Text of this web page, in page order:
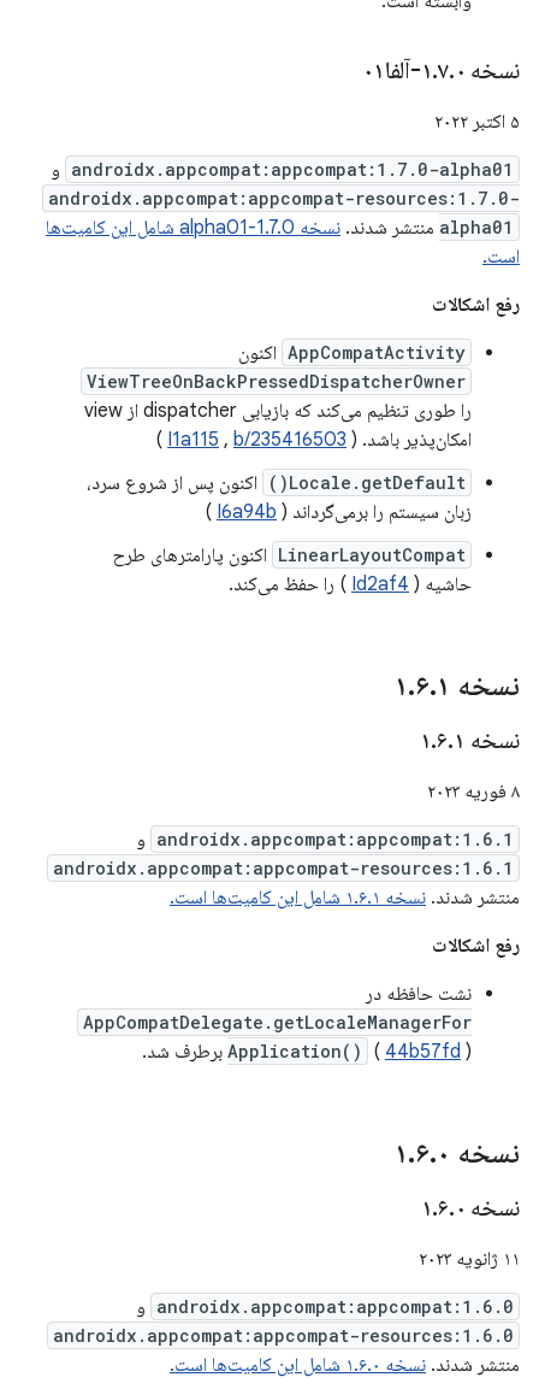
نسخه ۱ .۷.۰-آلفا۰۱
۵ اکتبر ۲۰۲۲
androidx.appcompat:appcompat:1.7.0-alpha01 و
androidx.appcompat:appcompat-resources:1.7.0-
alpha01 منتشر شدند.
نسخه 1.7.0-alpha01 شامل این کامیت‌ها
است.
رفع اشکالات
AppCompatActivity اکنون
ViewTreeOnBackPressedDispatcherOwner
را طوری تنظیم می‌کند که بازیابی dispatcher از view
امکان‌پذیر باشد. (
I1a115 , b/235416503
)
Locale.getDefault()
اکنون پس از شروع سرد،
زبان سیستم را برمی‌گرداند ( I6a94b
)
LinearLayoutCompat اکنون پارامترهای طرح
حاشیه ( Id2af4 ) را حفظ می‌کند.
نسخه ۱ .۶.۱
نسخه ۱ .۶.۱
۸ فوریه ۲۰۲۳
androidx.appcompat:appcompat:1.6.1 و
androidx.appcompat:appcompat-resources:1.6.1
منتشر شدند. نسخه ۱.۶.۱ شامل این کامیت‌ها است.
رفع اشکالات
نشت حافظه در
AppCompatDelegate.getLocaleManagerFor
Application()
( 44b57fd ) برطرف شد.
نسخه ۱ .۶.۰
نسخه ۱ .۶.۰
۱۱ ژانویه ۲۰۲۳
androidx.appcompat:appcompat:1.6.0 و
androidx.appcompat:appcompat-resources:1.6.0
منتشر شدند. نسخه ۱.۶.۰ شامل این کامیت‌ها است.